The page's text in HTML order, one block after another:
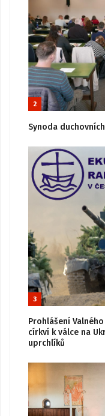
2
Synoda
3
Prohlášení
církví k válce na
uprchlíků